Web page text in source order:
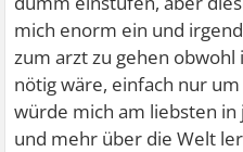
mich enorm ein und
zum arzt zu gehen obwohl
nötig wäre, einfach nur
würde mich am liebsten
und mehr über die Welt